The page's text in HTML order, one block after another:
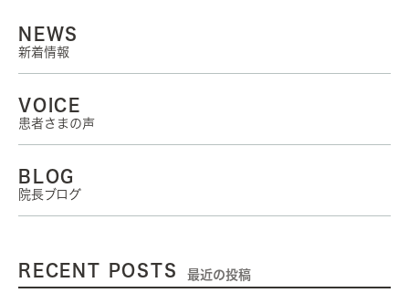
NEWS
新着情報
VOICE
患者さまの声
BLOG
院長ブログ
RECENT POSTS 最近の投稿